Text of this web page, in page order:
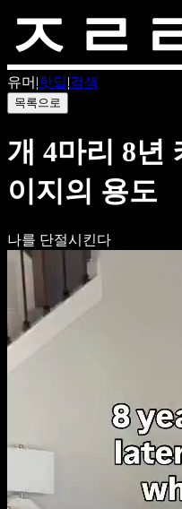
유머 |핫딜|검색
목록으로
개 4마리 8년
이지의 용도
나를 단절시킨다